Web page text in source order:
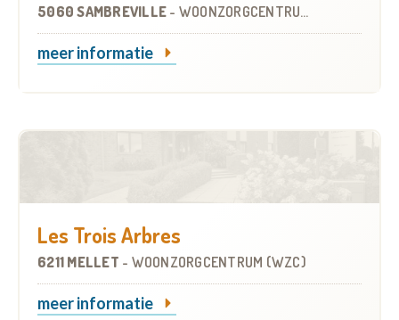
5060 SAMBREVILLE - WOONZORGCENTRUM (WZC)
meer informatie
Les Trois Arbres
6211 MELLET - WOONZORGCENTRUM (WZC)
meer informatie